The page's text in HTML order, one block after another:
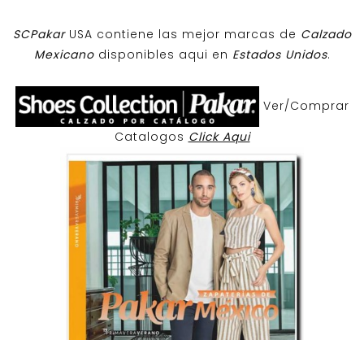
SCPakar USA contiene las mejor marcas de Calzado
Mexicanodisponibles aqui en Estados Unidos.
Ver/Comprar
Catalogos Click Aqui